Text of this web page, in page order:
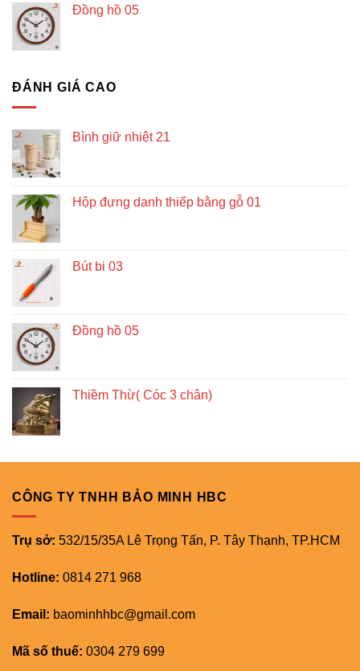
Đồng hồ 05
ĐÁNH GIÁ CAO
Bình giữ nhiệt 21
Hộp đựng danh thiếp bằng gỗ 01
Bút bi 03
Đồng hồ 05
Thiềm Thừ( Cóc 3 chân)
CÔNG TY TNHH BẢO MINH HBC
Trụ sở: 532/15/35A Lê Trọng Tấn, P. Tây Thạnh, TP.HCM
Hotline: 0814 271 968
Email: baominhhbc@gmail.com
Mã số thuế: 0304 279 699